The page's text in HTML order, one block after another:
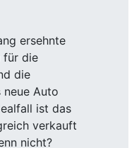
ersehnte
für die
die
Auto
ist das
verkauft
nicht?